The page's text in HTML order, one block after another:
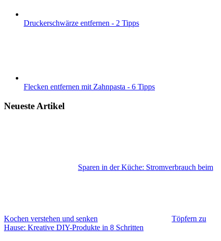
Druckerschwärze entfernen - 2 Tipps
Flecken entfernen mit Zahnpasta - 6 Tipps
Neueste Artikel
Sparen in der Küche: Stromverbrauch beim
Kochen verstehen und senken
Töpfern zu
Hause: Kreative DIY-Produkte in 8 Schritten